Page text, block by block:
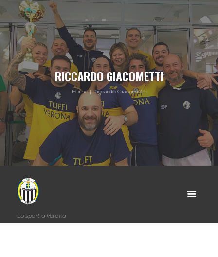
RICCARDO GIACOMETTI
Home Riccardo Giacometti
Lo sport a Verona